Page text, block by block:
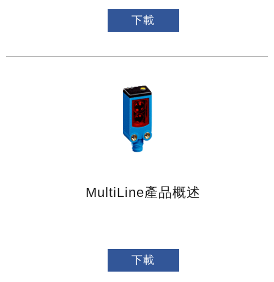
下載
MultiLine產品概述
下載